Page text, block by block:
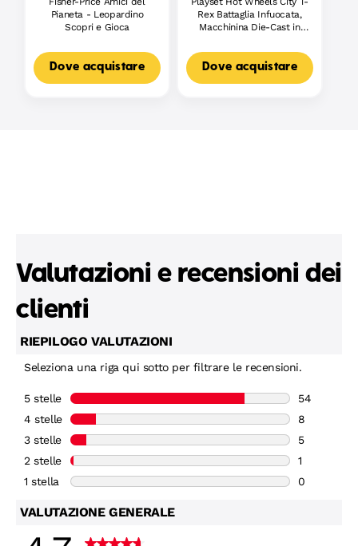
Pianeta - Leopardino
Scopri e Gioca
Dove acquistare
Rex Battaglia Infuocata,
Macchinina Die-Cast in
Nemico
Dove acquistare